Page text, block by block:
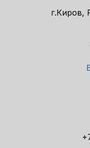
г.Киров,